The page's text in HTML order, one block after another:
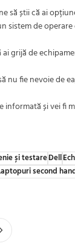
să știi că ai
sistem de
grijă de
fie nevoie de
și vei fi
și testareDell
second